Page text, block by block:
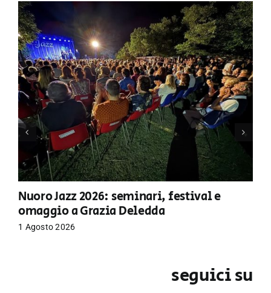
Nuoro Jazz 2026: seminari, festival e
omaggio a Grazia Deledda
1 Agosto 2026
seguici su